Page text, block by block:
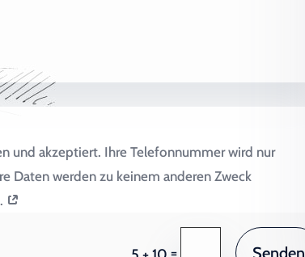
und akzeptiert. Ihre Telefonnummer wird nur
Daten werden zu keinem anderen Zweck
=